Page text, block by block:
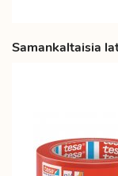
Samankaltaisia